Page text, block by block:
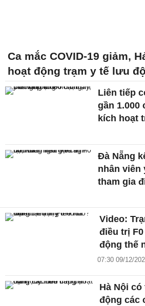
Ca mắc COVID-19 giảm,
hoạt động trạm y tế lưu
Liên tiếp
gần 1.000
kích hoạt
Đà Nẵng
nhân viên
tham gia
Video:
điều trị
động thế
07:30 09/12/
Hà Nội
động các